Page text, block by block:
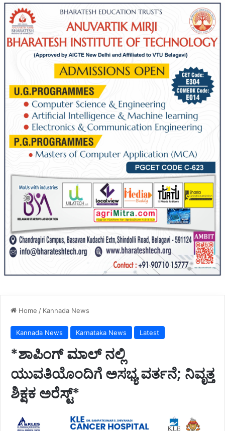
Home / Kannada News
Kannada News Karnataka News Latest
*ಶಾಪಿಂಗ್ ಮಾಲ್ ನಲ್ಲಿ
ಯುವತಿಯೊಂದಿಗೆ ಅಸಭ್ಯ ವರ್ತನೆ; ನಿವೃತ್ತ
ಶಿಕ್ಷಕ ಅರೆಸ್ಟ್*